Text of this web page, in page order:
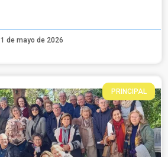
1 de mayo de 2026
PRINCIPAL